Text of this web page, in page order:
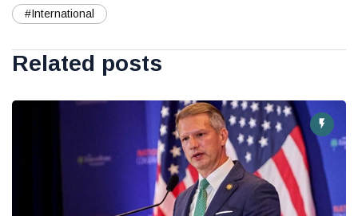
#International
Related posts